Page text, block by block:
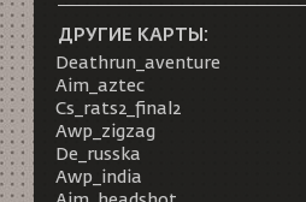
ДРУГИЕ КАРТЫ:
Deathrun_aventure
Aim_aztec
Cs_rats2_final2
Awp_zigzag
De_russka
Awp_india